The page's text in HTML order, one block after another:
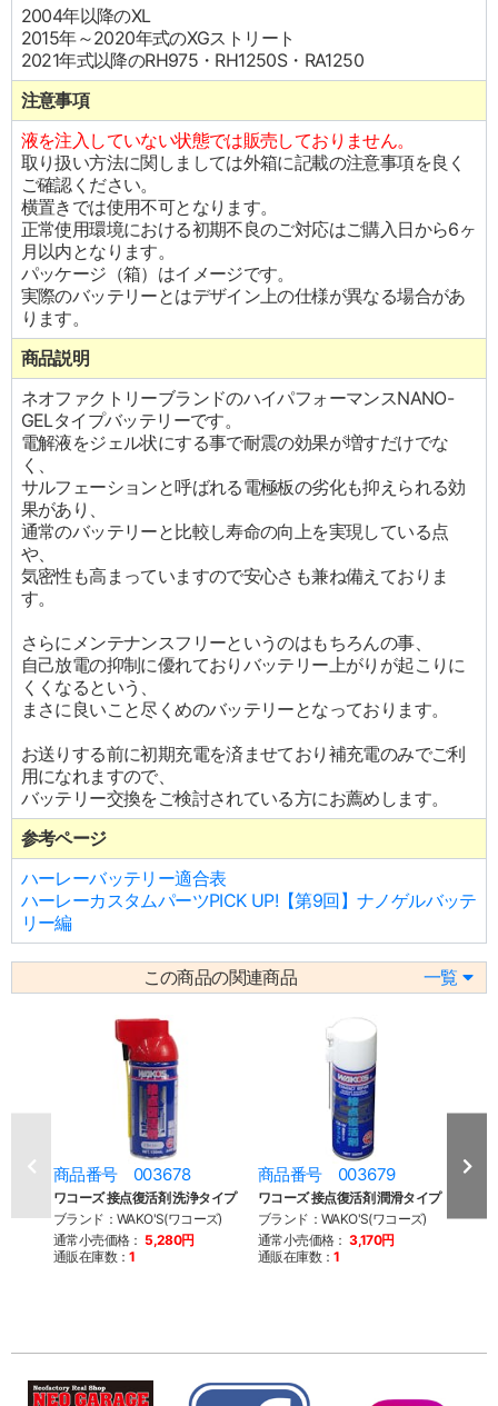
2004年以降のXL
2015年～2020年式のXGストリート
2021年式以降のRH975・RH1250S・RA1250
注意事項
液を注入していない状態では販売しておりません。
取り扱い方法に関しましては外箱に記載の注意事項を良く
ご確認ください。
横置きでは使用不可となります。
正常使用環境における初期不良のご対応はご購入日から6ヶ
月以内となります。
パッケージ（箱）はイメージです。
実際のバッテリーとはデザイン上の仕様が異なる場合があ
ります。
商品説明
ネオファクトリーブランドのハイパフォーマンスNANO-
GELタイプバッテリーです。
電解液をジェル状にする事で耐震の効果が増すだけでな
く、
サルフェーションと呼ばれる電極板の劣化も抑えられる効
果があり、
通常のバッテリーと比較し寿命の向上を実現している点
や、
気密性も高まっていますので安心さも兼ね備えておりま
す。
さらにメンテナンスフリーというのはもちろんの事、
自己放電の抑制に優れておりバッテリー上がりが起こりに
くくなるという、
まさに良いこと尽くめのバッテリーとなっております。
お送りする前に初期充電を済ませており補充電のみでご利
用になれますので、
バッテリー交換をご検討されている方にお薦めします。
参考ページ
ハーレーバッテリー適合表
ハーレーカスタムパーツPICK UP!【第9回】ナノゲルバッテ
リー編
この商品の関連商品 一覧
商品番号 003678
ワコーズ 接点復活剤 洗浄タイプ
ブランド：WAKO'S(ワコーズ)
通常小売価格： 5,280円
通販在庫数：1
商品番号 003679
ワコーズ 接点復活剤 潤滑タイプ
ブランド：WAKO'S(ワコーズ)
通常小売価格： 3,170円
通販在庫数：1
商